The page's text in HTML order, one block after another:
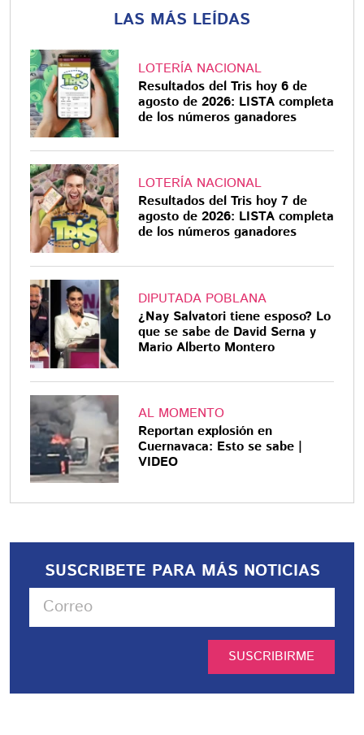
LAS MÁS LEÍDAS
LOTERÍA NACIONAL
Resultados del Tris hoy 6 de
agosto de 2026: LISTA completa
de los números ganadores
LOTERÍA NACIONAL
Resultados del Tris hoy 7 de
agosto de 2026: LISTA completa
de los números ganadores
DIPUTADA POBLANA
¿Nay Salvatori tiene esposo? Lo
que se sabe de David Serna y
Mario Alberto Montero
AL MOMENTO
Reportan explosión en
Cuernavaca: Esto se sabe |
VIDEO
SUSCRIBETE PARA MÁS NOTICIAS
SUSCRIBIRME